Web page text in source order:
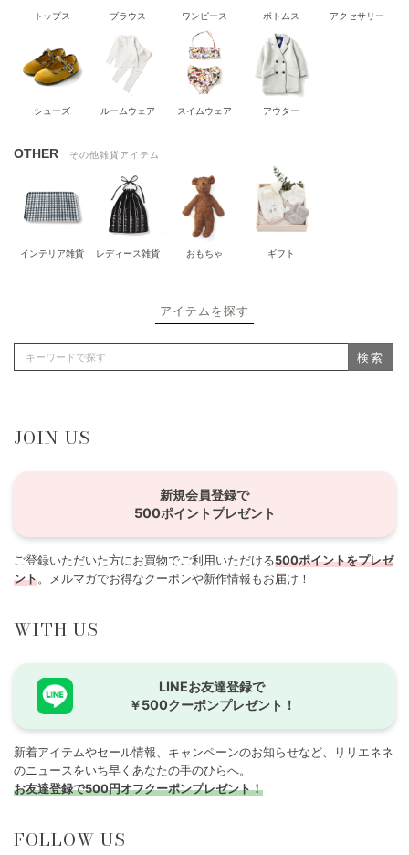
トップス ブラウス ワンピース ボトムス アクセサリー
シューズ ルームウェア スイムウェア アウター
OTHER その他雑貨アイテム
インテリア雑貨 レディース雑貨 おもちゃ ギフト
アイテムを探す
検索
JOIN US
新規会員登録で
500ポイントプレゼント
ご登録いただいた方にお買物でご利用いただける500ポイントをプレゼ
ント。メルマガでお得なクーポンや新作情報もお届け！
WITH US
LINEお友達登録で
￥500クーポンプレゼント！
新着アイテムやセール情報、キャンペーンのお知らせなど、リリエネネ
のニュースをいち早くあなたの手のひらへ。
お友達登録で500円オフクーポンプレゼント！
FOLLOW US